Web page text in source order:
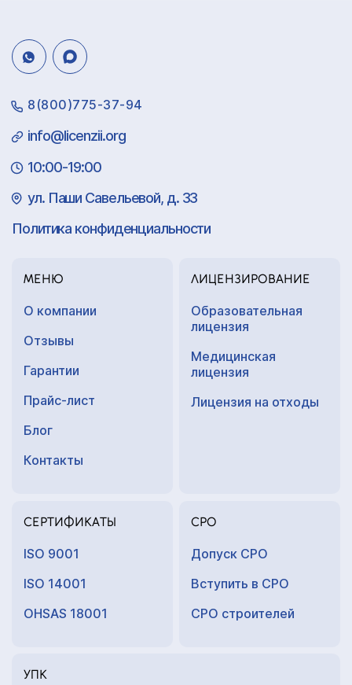
8(800)775-37-94
info@licenzii.org
10:00-19:00
ул. Паши Савельевой, д. 33
Политика конфиденциальности
МЕНЮ
О компании
Отзывы
Гарантии
Прайс-лист
Блог
Контакты
ЛИЦЕНЗИРОВАНИЕ
Образовательная
лицензия
Медицинская
лицензия
Лицензия на отходы
СЕРТИФИКАТЫ
ISO 9001
ISO 14001
OHSAS 18001
СРО
Допуск СРО
Вступить в СРО
СРО строителей
УПК